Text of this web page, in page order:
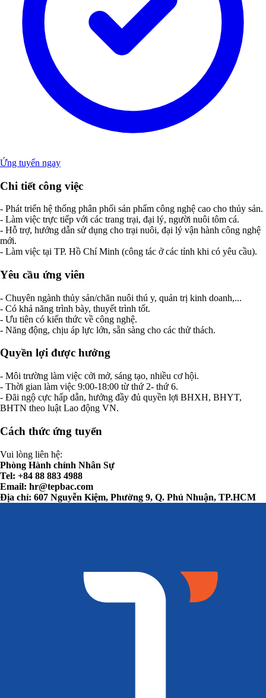
Ứng tuyển ngay
Chi tiết công việc
- Phát triển hệ thống phân phối sản phẩm công nghệ cao cho thủy sản.
- Làm việc trực tiếp với các trang trại, đại lý, người nuôi tôm cá.
- Hỗ trợ, hướng dẫn sử dụng cho trại nuôi, đại lý vận hành công nghệ
mới.
- Làm việc tại TP. Hồ Chí Minh (công tác ở các tỉnh khi có yêu cầu).
Yêu cầu ứng viên
- Chuyên ngành thủy sản/chăn nuôi thú y, quản trị kinh doanh,...
- Có khả năng trình bày, thuyết trình tốt.
- Ưu tiên có kiến thức về công nghệ.
- Năng động, chịu áp lực lớn, sẵn sàng cho các thử thách.
Quyền lợi được hưởng
- Môi trường làm việc cởi mở, sáng tạo, nhiều cơ hội.
- Thời gian làm việc 9:00-18:00 từ thứ 2- thứ 6.
- Đãi ngộ cực hấp dẫn, hưởng đầy đủ quyền lợi BHXH, BHYT,
BHTN theo luật Lao động VN.
Cách thức ứng tuyển
Vui lòng liên hệ:
Phòng Hành chính Nhân Sự
Tel: +84 88 883 4988
Email: hr@tepbac.com
Địa chỉ: 607 Nguyễn Kiệm, Phường 9, Q. Phú Nhuận, TP.HCM